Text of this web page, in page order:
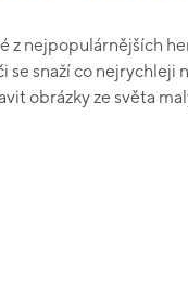
z nejpopulárnějších
se snaží co nejrychleji
obrázky ze světa